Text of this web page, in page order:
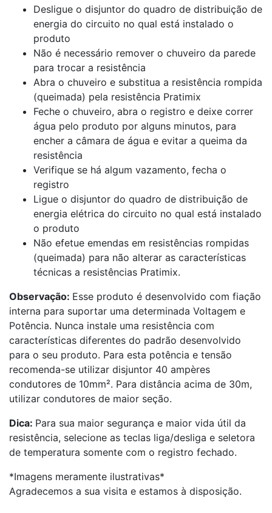
Desligue o disjuntor do quadro de distribuição de
energia do circuito no qual está instalado o
produto
Não é necessário remover o chuveiro da parede
para trocar a resistência
Abra o chuveiro e substitua a resistência rompida
(queimada) pela resistência Pratimix
Feche o chuveiro, abra o registro e deixe correr
água pelo produto por alguns minutos, para
encher a câmara de água e evitar a queima da
resistência
Verifique se há algum vazamento, fecha o
registro
Ligue o disjuntor do quadro de distribuição de
energia elétrica do circuito no qual está instalado
o produto
Não efetue emendas em resistências rompidas
(queimada) para não alterar as características
técnicas a resistências Pratimix.
Observação: Esse produto é desenvolvido com fiação
interna para suportar uma determinada Voltagem e
Potência. Nunca instale uma resistência com
características diferentes do padrão desenvolvido
para o seu produto. Para esta potência e tensão
recomenda-se utilizar disjuntor 40 ampères
condutores de 10mm². Para distância acima de 30m,
utilizar condutores de maior seção.
Dica: Para sua maior segurança e maior vida útil da
resistência, selecione as teclas liga/desliga e seletora
de temperatura somente com o registro fechado.
*Imagens meramente ilustrativas*
Agradecemos a sua visita e estamos à disposição.